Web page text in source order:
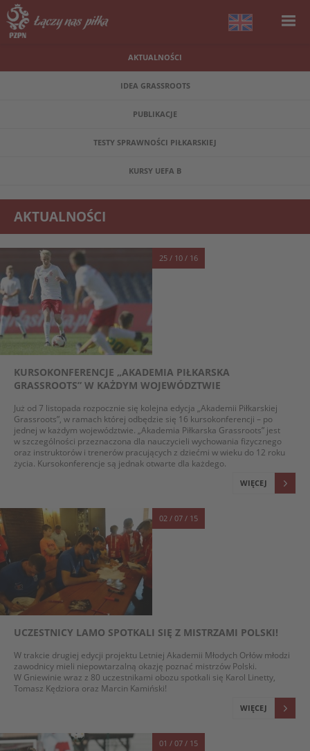
AKTUALNOŚCI
IDEA GRASSROOTS
PUBLIKACJE
TESTY SPRAWNOŚCI PIŁKARSKIEJ
KURSY UEFA B
AKTUALNOŚCI
25 / 10 / 16
KURSOKONFERENCJE „AKADEMIA PIŁKARSKA
GRASSROOTS” W KAŻDYM WOJEWÓDZTWIE
Już od 7 listopada rozpocznie się kolejna edycja „Akademii Piłkarskiej
Grassroots”, w ramach której odbędzie się 16 kursokonferencji – po
jednej w każdym województwie. „Akademia Piłkarska Grassroots” jest
w szczególności przeznaczona dla nauczycieli wychowania fizycznego
oraz instruktorów i trenerów pracujących z dziećmi w wieku do 12 roku
życia. Kursokonferencje są jednak otwarte dla każdego.
WIĘCEJ
02 / 07 / 15
UCZESTNICY LAMO SPOTKALI SIĘ Z MISTRZAMI POLSKI!
W trakcie drugiej edycji projektu Letniej Akademii Młodych Orłów młodzi
zawodnicy mieli niepowtarzalną okazję poznać mistrzów Polski.
W Gniewinie wraz z 80 uczestnikami obozu spotkali się Karol Linetty,
Tomasz Kędziora oraz Marcin Kamiński!
WIĘCEJ
01 / 07 / 15